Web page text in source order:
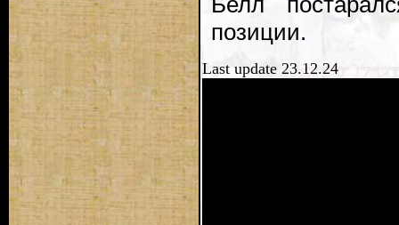
позиции.
Last update 23.12.24